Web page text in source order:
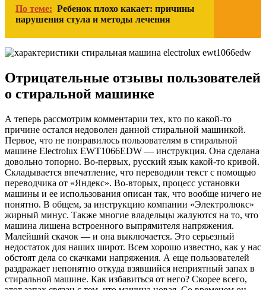
По теме: Ребенок плохо какает: причины
нарушения стула и методы лечения
Отрицательные отзывы пользователей
о стиральной машинке
А теперь рассмотрим комментарии тех, кто по какой-то
причине остался недоволен данной стиральной машинкой.
Первое, что не понравилось пользователям в стиральной
машине Electrolux EWT1066EDW — инструкция. Она сделана
довольно топорно. Во-первых, русский язык какой-то кривой.
Складывается впечатление, что переводили текст с помощью
переводчика от «Яндекс». Во-вторых, процесс установки
машины и ее использования описан так, что вообще ничего не
понятно. В общем, за инструкцию компании «Электролюкс»
жирный минус. Также многие владельцы жалуются на то, что
машина лишена встроенного выпрямителя напряжения.
Малейший скачок — и она выключается. Это серьезный
недостаток для наших широт. Всем хорошо известно, как у нас
обстоят дела со скачками напряжения. А еще пользователей
раздражает непонятно откуда взявшийся неприятный запах в
стиральной машине. Как избавиться от него? Скорее всего,